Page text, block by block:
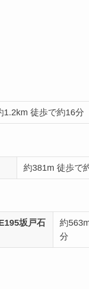
1.2km 徒歩で約16分
約381m 徒歩で
坂戸石
約
分